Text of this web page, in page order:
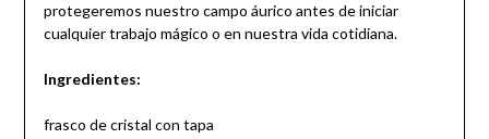
protegeremos nuestro campo áurico antes de iniciar
cualquier trabajo mágico o en nuestra vida cotidiana.
Ingredientes:
frasco de cristal con tapa